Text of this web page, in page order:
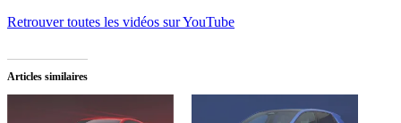
Retrouver toutes les vidéos sur YouTube
Articles similaires